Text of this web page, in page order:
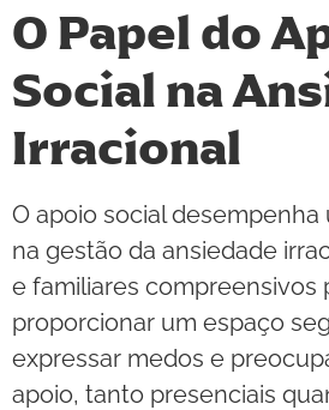
O Papel do
Social na
Irracional
O apoio social desempenha
na gestão da ansiedade
e familiares compreensivos
proporcionar um espaço
expressar medos e
apoio, tanto presenciais